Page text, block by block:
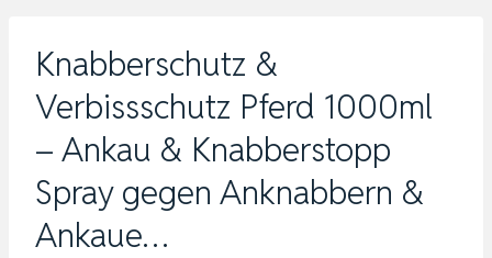
Knabberschutz &
Verbissschutz Pferd 1000ml
– Ankau & Knabberstopp
Spray gegen Anknabbern &
Ankaue…